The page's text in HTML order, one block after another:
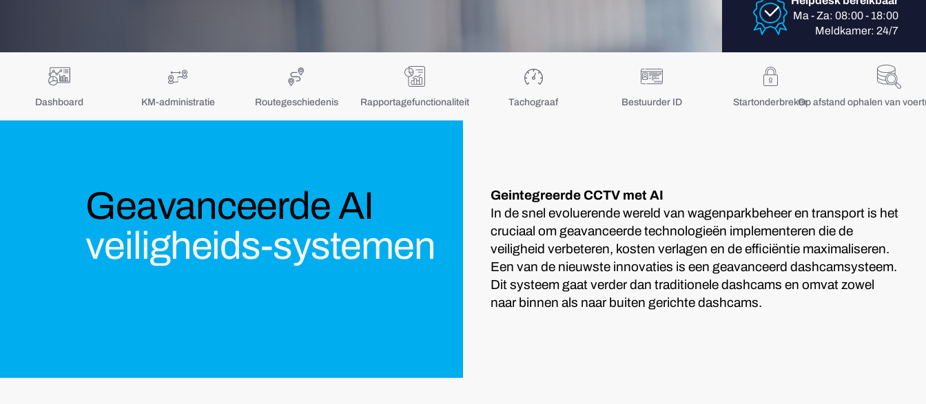
Ma - Za: 08:00 - 18:00
Meldkamer: 24/7
Dashboard KM-administratie Routegeschiedenis Rapportagefunctionaliteit Tachograaf Bestuurder ID StartonderbrekerOp afstand ophalen van
Geavanceerde AI
veiligheids-systemen
Geintegreerde CCTV met AI
In de snel evoluerende wereld van wagenparkbeheer en transport is het
cruciaal om geavanceerde technologieën implementeren die de
veiligheid verbeteren, kosten verlagen en de efficiëntie maximaliseren.
Een van de nieuwste innovaties is een geavanceerd dashcamsysteem.
Dit systeem gaat verder dan traditionele dashcams en omvat zowel
naar binnen als naar buiten gerichte dashcams.